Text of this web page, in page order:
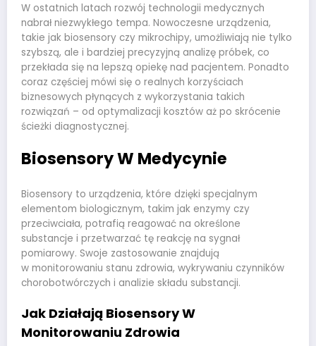
W ostatnich latach rozwój technologii medycznych
nabrał niezwykłego tempa. Nowoczesne urządzenia,
takie jak biosensory czy mikrochipy, umożliwiają nie tylko
szybszą, ale i bardziej precyzyjną analizę próbek, co
przekłada się na lepszą opiekę nad pacjentem. Ponadto
coraz częściej mówi się o realnych korzyściach
biznesowych płynących z wykorzystania takich
rozwiązań – od optymalizacji kosztów aż po skrócenie
ścieżki diagnostycznej.
Biosensory W Medycynie
Biosensory to urządzenia, które dzięki specjalnym
elementom biologicznym, takim jak enzymy czy
przeciwciała, potrafią reagować na określone
substancje i przetwarzać tę reakcję na sygnał
pomiarowy. Swoje zastosowanie znajdują
w monitorowaniu stanu zdrowia, wykrywaniu czynników
chorobotwórczych i analizie składu substancji.
Jak Działają Biosensory W
Monitorowaniu Zdrowia